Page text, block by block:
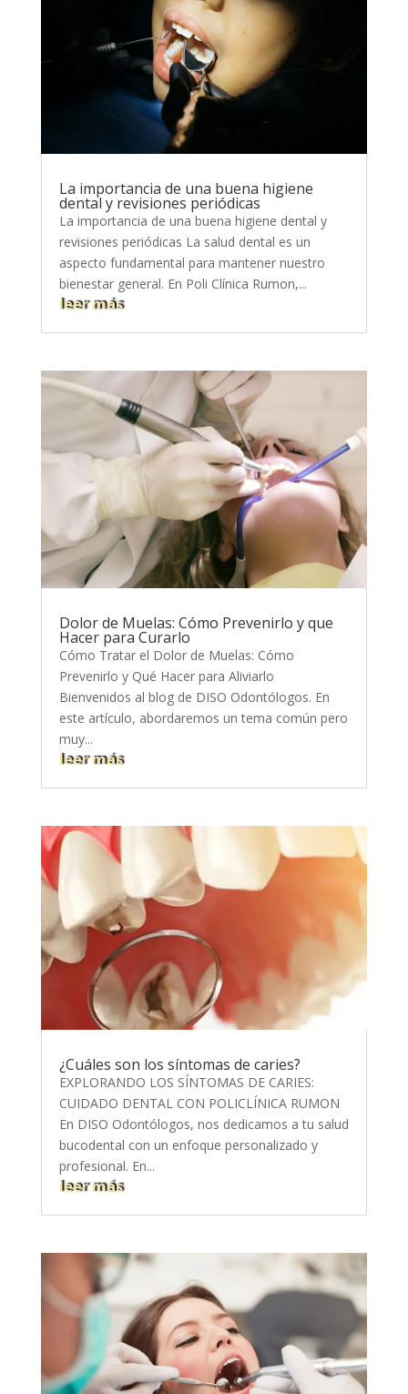
La importancia de una buena higiene
dental y revisiones periódicas
La importancia de una buena higiene dental y
revisiones periódicas La salud dental es un
aspecto fundamental para mantener nuestro
bienestar general. En Poli Clínica Rumon,...
leer más
Dolor de Muelas: Cómo Prevenirlo y que
Hacer para Curarlo
Cómo Tratar el Dolor de Muelas: Cómo
Prevenirlo y Qué Hacer para Aliviarlo
Bienvenidos al blog de DISO Odontólogos. En
este artículo, abordaremos un tema común pero
muy...
leer más
¿Cuáles son los síntomas de caries?
EXPLORANDO LOS SÍNTOMAS DE CARIES:
CUIDADO DENTAL CON POLICLÍNICA RUMON
En DISO Odontólogos, nos dedicamos a tu salud
bucodental con un enfoque personalizado y
profesional. En...
leer más